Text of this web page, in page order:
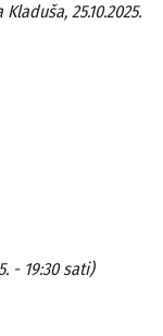
Kladuša, 25.10.2025.
- 19:30 sati)